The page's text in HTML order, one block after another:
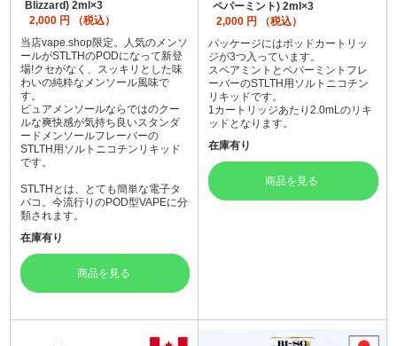
Blizzard) 2ml×3
2,000 円 （税込）
当店vape.shop限定。人気のメンソ
ールがSTLTHのPODになって新登
場!クセがなく、スッキリとした味
わいの純粋なメンソール風味で
す。
ピュアメンソールならではのクー
ルな爽快感が気持ち良いスタンダ
ードメンソールフレーバーの
STLTH用ソルトニコチンリキッド
です。
STLTHとは、とても簡単な電子タ
バコ。今流行りのPOD型VAPEに分
類されます。
在庫有り
商品を見る
ペパーミント) 2ml×3
2,000 円 （税込）
パッケージにはポッドカートリッ
ジが3つ入っています。
スペアミントとペパーミントフレ
ーバーのSTLTH用ソルトニコチン
リキッドです。
1カートリッジあたり2.0mLのリキ
ッドとなります。
在庫有り
商品を見る